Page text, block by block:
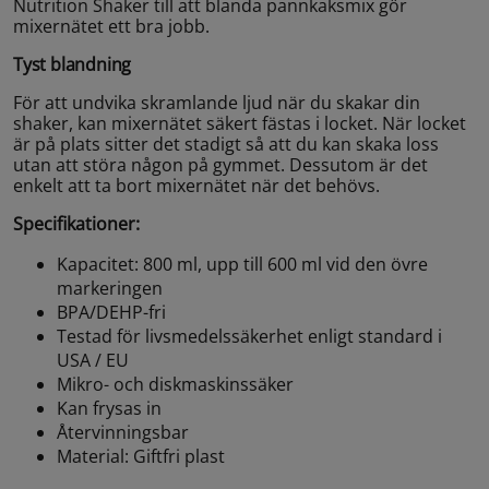
Nutrition Shaker till att blanda pannkaksmix gör
mixernätet ett bra jobb.
Tyst blandning
För att undvika skramlande ljud när du skakar din
shaker, kan mixernätet säkert fästas i locket. När locket
är på plats sitter det stadigt så att du kan skaka loss
utan att störa någon på gymmet. Dessutom är det
enkelt att ta bort mixernätet när det behövs.
Specifikationer:
Kapacitet: 800 ml, upp till 600 ml vid den övre
markeringen
BPA/DEHP-fri
Testad för livsmedelssäkerhet enligt standard i
USA / EU
Mikro- och diskmaskinssäker
Kan frysas in
Återvinningsbar
Material: Giftfri plast